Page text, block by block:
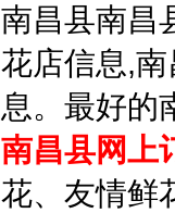
南昌县南昌
花店信息,
息。最好的
南昌县网上
花、友情鲜